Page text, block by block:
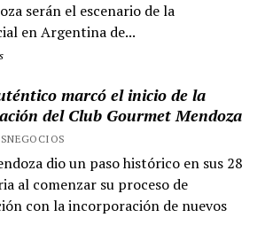
serán el escenario de la
en Argentina de...
marcó el inicio de la
del Club Gourmet Mendoza
dio un paso histórico en sus 28
al comenzar su proceso de
con la incorporación de nuevos